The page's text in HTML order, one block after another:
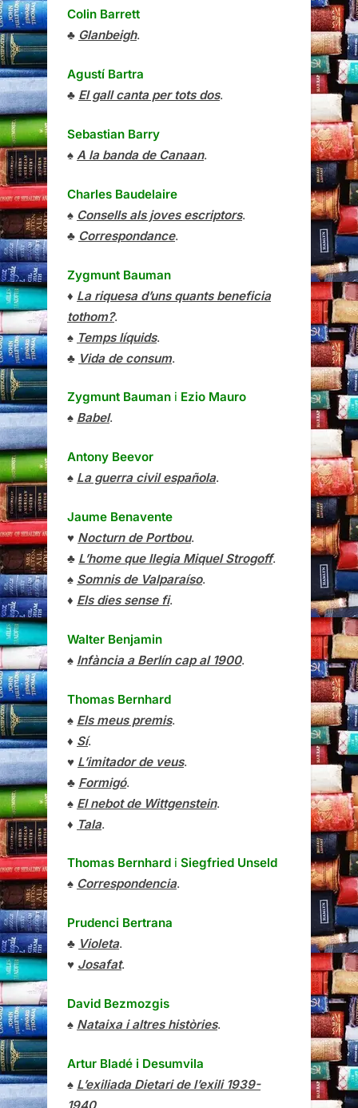
Colin Barrett
♣ Glanbeigh.
Agustí Bartra
♣ El gall canta per tots dos.
Sebastian Barry
♠ A la banda de Canaan.
Charles Baudelaire
♠ Consells als joves escriptors.
♣ Correspondance.
Zygmunt Bauman
♦ La riquesa d’uns quants beneficia
tothom?.
♠ Temps líquids.
♣ Vida de consum.
Zygmunt Bauman i Ezio Mauro
♠ Babel.
Antony Beevor
♠ La guerra civil española.
Jaume Benavente
♥ Nocturn de Portbou.
♣ L’home que llegia Miquel Strogoff.
♠ Somnis de Valparaíso.
♦ Els dies sense fi.
Walter Benjamin
♠ Infància a Berlín cap al 1900.
Thomas Bernhard
♠ Els meus premis.
♦ Sí.
♥ L’imitador de veus.
♣ Formigó.
♠ El nebot de Wittgenstein.
♦ Tala.
Thomas Bernhard i Siegfried Unseld
♠ Correspondencia.
Prudenci Bertrana
♣ Violeta.
♥ Josafat.
David Bezmozgis
♠ Nataixa i altres històries.
Artur Bladé i Desumvila
♠ L’exiliada Dietari de l’exili 1939-